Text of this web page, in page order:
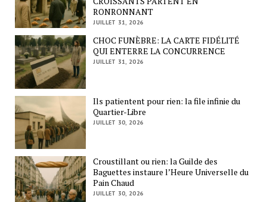
RONRONNANT
JUILLET 31, 2026
CHOC FUNÈBRE: LA CARTE FIDÉLITÉ
QUI ENTERRE LA CONCURRENCE
JUILLET 31, 2026
Ils patientent pour rien: la file infinie du
Quartier-Libre
JUILLET 30, 2026
Croustillant ou rien: la Guilde des
Baguettes instaure l’Heure Universelle du
Pain Chaud
JUILLET 30, 2026